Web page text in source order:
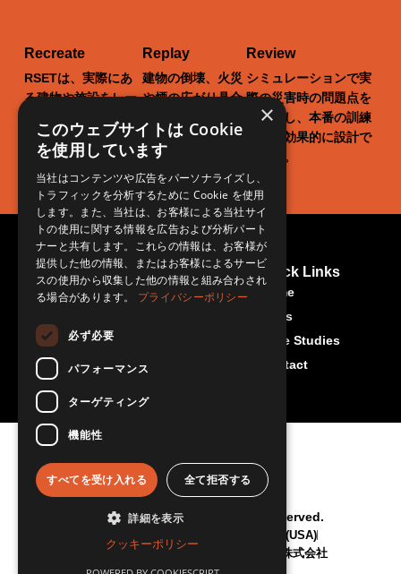
Recreate
RSETは、実際にあ
る建物や施設をレー
ーチャル世界に再現
します。
Replay
建物の倒壊、火災
や煙の広がり具合
リアルに再現でき
ます。
Review
シミュレーションで実
際の災害時の問題点を
洗い出し、本番の訓練
をより効果的に設計で
きます。
© RSET Japan 2026 All Rights Reserved.
"RSET" is a trademark of RSET inc. (USA)
「RSET Japan」日本国内管理：明段舎株式会社
More About Us
Rset-Japan.com
Quick Links
Home
News
Case Studies
Contact
Contact Us
info@rset-
×
このウェブサイトは Cookie
を使用しています
当社はコンテンツや広告をパーソナライズし、
トラフィックを分析するために Cookie を使用
します。また、当社は、お客様による当社サイ
トの使用に関する情報を広告および分析パート
ナーと共有します。これらの情報は、お客様が
提供した他の情報、またはお客様によるサービ
スの使用から収集した他の情報と組み合わされ
る場合があります。 プライバシーポリシー
必ず必要
パフォーマンス
ターゲティング
機能性
すべてを受け入れる 全て拒否する
詳細を表示
クッキーポリシー